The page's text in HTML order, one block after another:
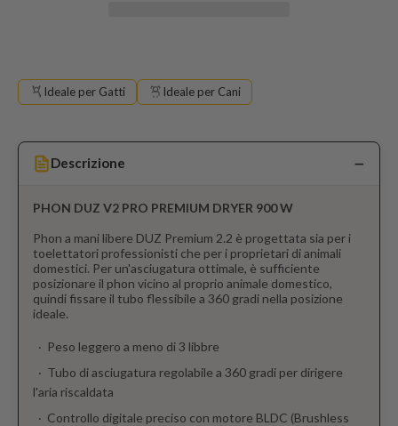
Ideale per Gatti Ideale per Cani
Descrizione
PHON DUZ V2 PRO PREMIUM DRYER 900 W
Phon a mani libere DUZ Premium 2.2 è progettata sia per i
toelettatori professionisti che per i proprietari di animali
domestici. Per un'asciugatura ottimale, è sufficiente
posizionare il phon vicino al proprio animale domestico,
quindi fissare il tubo flessibile a 360 gradi nella posizione
ideale.
Peso leggero a meno di 3 libbre
Tubo di asciugatura regolabile a 360 gradi per dirigere
l'aria riscaldata
Controllo digitale preciso con motore BLDC (Brushless